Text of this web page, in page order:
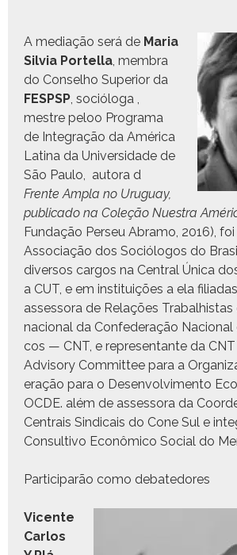
A medi­ação será de Maria
Sil­via Portel­la , mem­bra
do Con­sel­ho Supe­ri­or da
FESPSP , sociólo­ga ,
mestre peloo Pro­gra­ma
de Inte­gração da Améri­ca
Lati­na da Uni­ver­si­dade de
São Paulo, auto­ra d
Frente Ampla no Uruguay,
pub­li­ca­do na Coleção Nues­tra
Fun­dação Perseu Abramo, 2016),
Asso­ci­ação dos Sociól­o­gos do
diver­sos car­gos na Cen­tral Úni­ca
a CUT, e em insti­tu­ições a ela
asses­so­ra de Relações
na­cional da Con­fed­er­ação
cos — CNT, e rep­re­sen­tante da
Advi­so­ry Com­mit­tee para a
er­ação para o Desen­volvi­men­to
OCDE. além de asses­so­ra da
Cen­trais Sindi­cais do Cone Sul e
Con­sul­ti­vo Econômi­co Social do
Par­tic­i­parão como debatedores
Vicente
Car­los